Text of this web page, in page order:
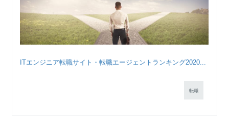
ITエンジニア転職サイト・転職エージェントランキング2020...
転職